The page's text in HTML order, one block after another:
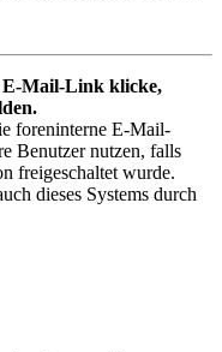
E-Mail-Link klicke,
foreninterne E-Mail-
Benutzer nutzen, falls
freigeschaltet wurde.
dieses Systems durch